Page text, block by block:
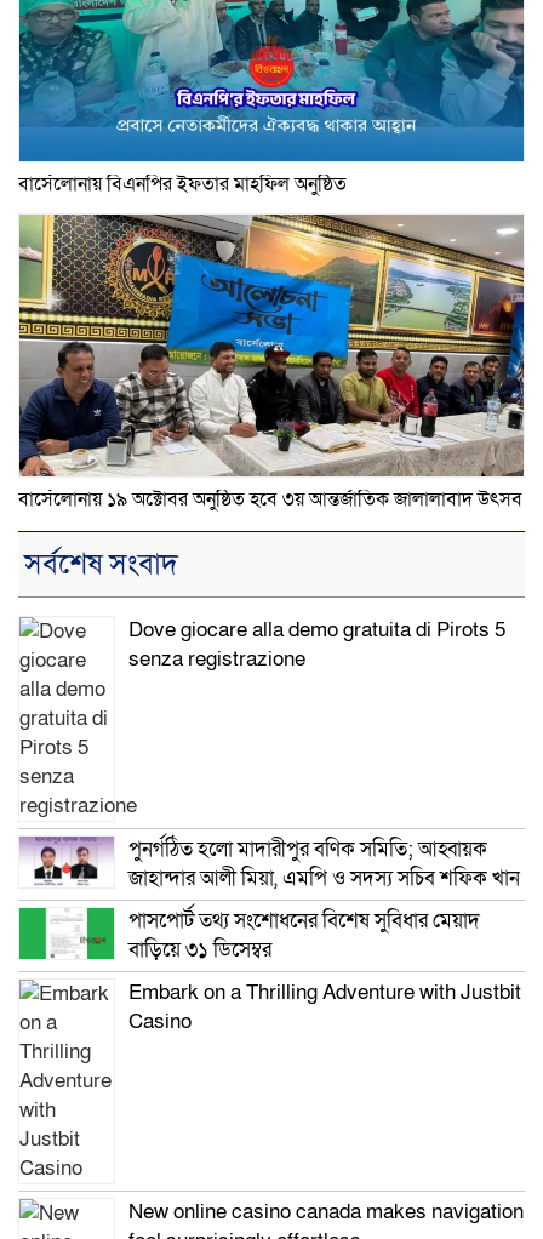
বার্সেলোনায় বিএনপির ইফতার মাহফিল অনুষ্ঠিত
বার্সেলোনায় ১৯ অক্টোবর অনুষ্ঠিত হবে ৩য় আন্তর্জাতিক জালালাবাদ উৎসব
সর্বশেষ সংবাদ
Dove giocare alla demo gratuita di Pirots 5
senza registrazione
পুনর্গঠিত হলো মাদারীপুর বণিক সমিতি; আহ্বায়ক
জাহান্দার আলী মিয়া, এমপি ও সদস্য সচিব শফিক খান
পাসপোর্ট তথ্য সংশোধনের বিশেষ সুবিধার মেয়াদ
বাড়িয়ে ৩১ ডিসেম্বর
Embark on a Thrilling Adventure with Justbit
Casino
New online casino canada makes navigation